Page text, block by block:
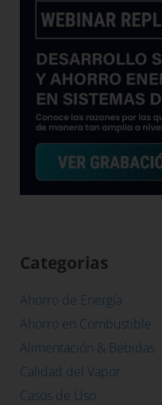
Categorias
Ahorro de Energía
Ahorro en Combustible
Alimentación & Bebidas
Calidad del Vapor
Casos de Uso